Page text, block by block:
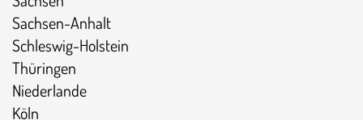
Sachsen-Anhalt
Schleswig-Holstein
Thüringen
Niederlande
Köln